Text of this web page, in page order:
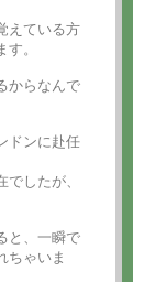
えている方
。
からなんで
ドンに赴任
したが、
と、一瞬で
ちゃいま